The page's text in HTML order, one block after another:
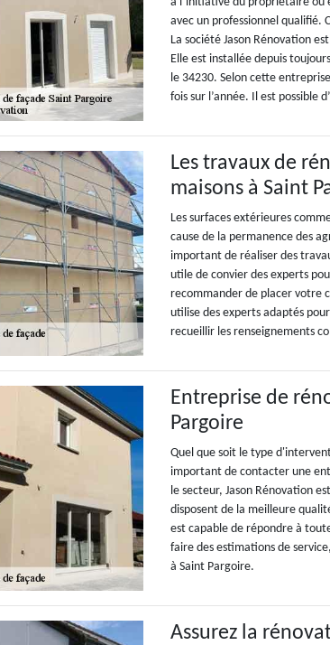
avec un professionnel qualifié.
La société Jason Rénovation
Elle est installée depuis
le 34230. Selon cette
fois sur l’année. Il est possible
Les travaux de
maisons à Saint
Les surfaces extérieures
cause de la permanence des
important de réaliser des
utile de convier des experts
recommander de placer votre
utilise des experts adaptés
recueillir les renseignements
Entreprise de
Pargoire
Quel que soit le type
important de contacter une
le secteur, Jason Rénovation
disposent de la meilleure
est capable de répondre à
faire des estimations de
à Saint Pargoire.
Assurez la